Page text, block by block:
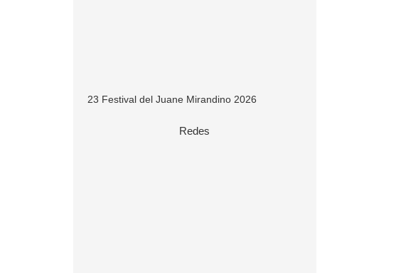
23 Festival del Juane Mirandino 2026
Redes